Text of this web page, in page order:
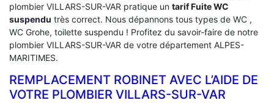
plombier VILLARS-SUR-VAR pratique un tarif Fuite WC
suspendu très correct. Nous dépannons tous types de WC ,
WC Grohe, toilette suspendu ! Profitez du savoir-faire de notre
plombier VILLARS-SUR-VAR de votre département ALPES-
MARITIMES.
REMPLACEMENT ROBINET AVEC L’AIDE DE
VOTRE PLOMBIER VILLARS-SUR-VAR